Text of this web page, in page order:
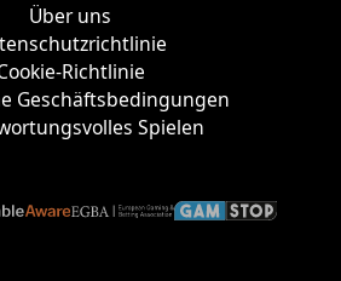
Über uns
Richtlinie
Geschäftsbedingungen
Spielen